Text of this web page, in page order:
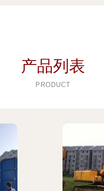
产品列表
PRODUCT